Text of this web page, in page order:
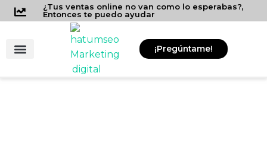
al
¿Tus ventas online no van como lo esperabas?,
Entonces te puedo ayudar
¡Pregúntame!